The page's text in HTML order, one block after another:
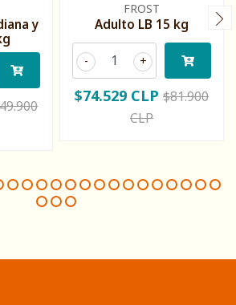
y
FROST
Adulto LB 15 kg
+
-
$74.529 CLP $81.900
CLP